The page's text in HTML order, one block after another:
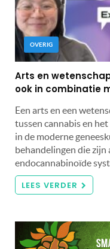
OVERIG
Arts en
ook in combinatie
Een arts en een
tussen cannabis en
in de moderne
behandelingen die zijn
endocannabinoïde
LEES VERDER